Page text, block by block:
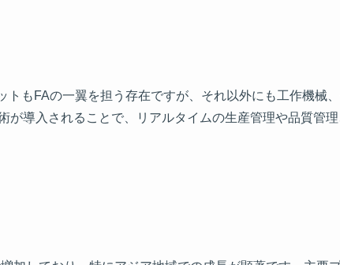
もFAの一翼を担う存在ですが、それ以外にも工作機械
導入されることで、リアルタイムの生産管理や品質管